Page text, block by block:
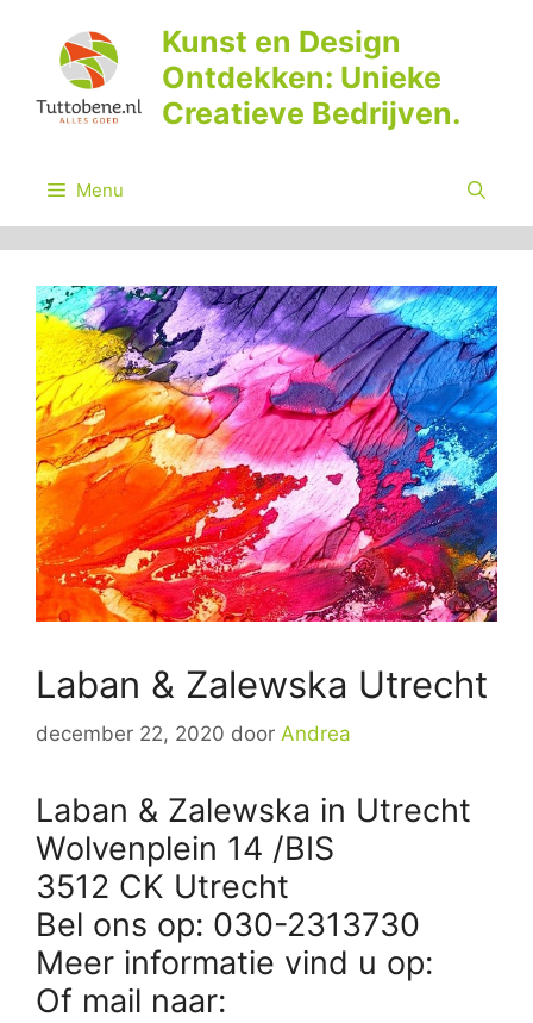
inhoud
Kunst en Design
Ontdekken: Unieke
Creatieve Bedrijven.
Menu
Laban & Zalewska Utrecht
december 22, 2020 door Andrea
Laban & Zalewska in Utrecht
Wolvenplein 14 /BIS
3512 CK Utrecht
Bel ons op: 030-2313730
Meer informatie vind u op:
Of mail naar: